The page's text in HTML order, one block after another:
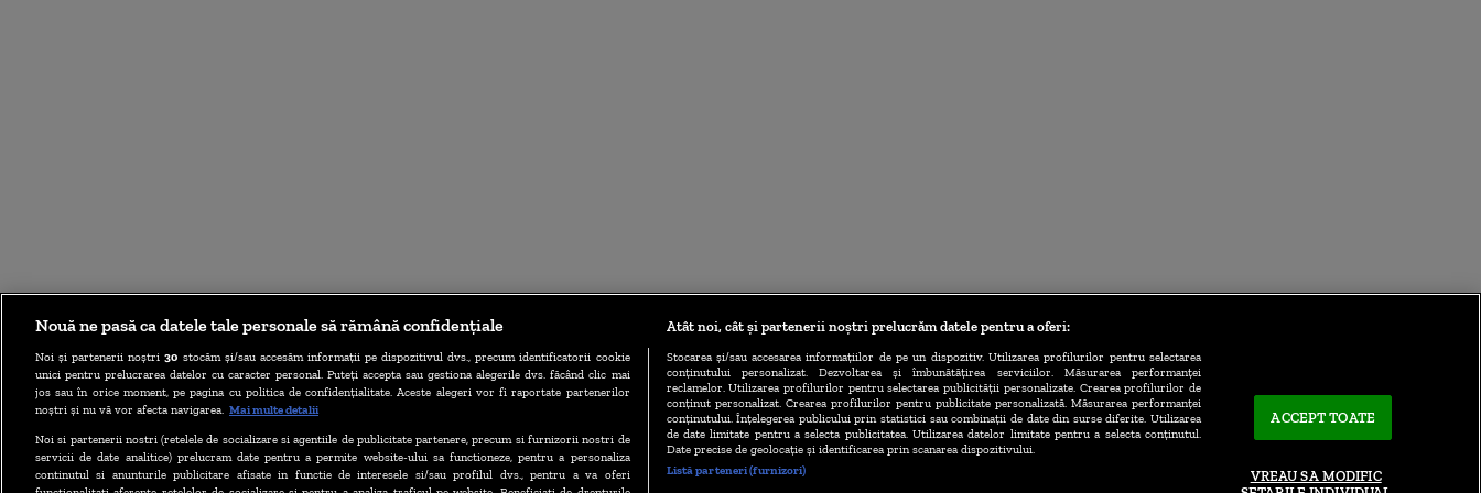
Nouă ne pasă ca datele tale personale să rămână confidențiale
Noi și partenerii noștri30 stocăm și/sau accesăm informații pe dispozitivul dvs., precum identificatorii cookie
unici pentru prelucrarea datelor cu caracter personal. Puteți accepta sau gestiona alegerile dvs. făcând clic mai
jos sau în orice moment, pe pagina cu politica de confidențialitate. Aceste alegeri vor fi raportate partenerilor
noștri și nu vă vor afecta navigarea. Mai multe detalii
Noi si partenerii nostri (retelele de socializare si agentiile de publicitate partenere, precum si furnizorii nostri de
servicii de date analitice) prelucram date pentru a permite website-ului sa functioneze, pentru a personaliza
continutul si anunturile publicitare afisate in functie de interesele si/sau profilul dvs., pentru a va oferi
Atât noi, cât și partenerii noștri prelucrăm datele pentru a oferi:
Stocarea și/sau accesarea informațiilor de pe un dispozitiv. Utilizarea profilurilor pentru selectarea
conținutului personalizat. Dezvoltarea și îmbunătățirea serviciilor. Măsurarea performanței
reclamelor. Utilizarea profilurilor pentru selectarea publicității personalizate. Crearea profilurilor de
conținut personalizat. Crearea profilurilor pentru publicitate personalizată. Măsurarea performanței
conținutului. Înțelegerea publicului prin statistici sau combinații de date din surse diferite. Utilizarea
de date limitate pentru a selecta publicitatea. Utilizarea datelor limitate pentru a selecta conținutul.
Date precise de geolocație și identificarea prin scanarea dispozitivului.
Listă parteneri (furnizori)
ACCEPT TOATE
VREAU SA MODIFIC